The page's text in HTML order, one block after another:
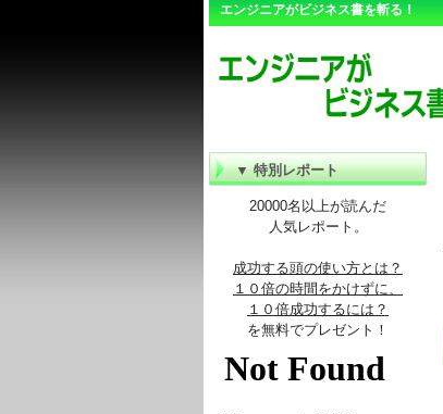
エンジニアがビジネス書を斬る！
▼ 特別レポート
20000名以上が読んだ
人気レポート。
成功する頭の使い方とは？
１０倍の時間をかけずに、
１０倍成功するには？
を無料でプレゼント！